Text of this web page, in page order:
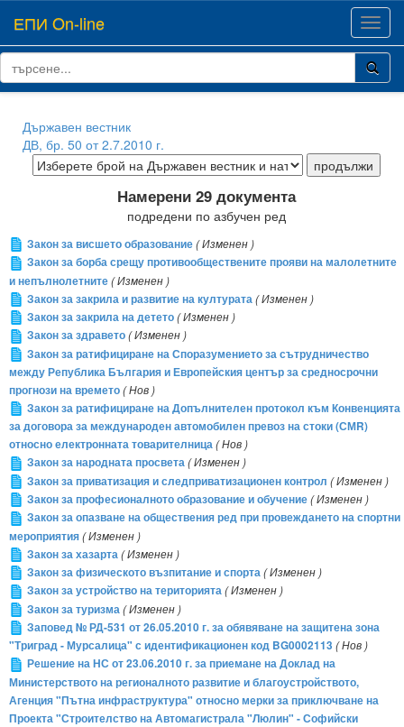
ЕПИ On-line
Държавен вестник
ДВ, бр. 50 от 2.7.2010 г.
Намерени 29 документа
подредени по азбучен ред
Закон за висшето образование( Изменен )
Закон за борба срещу противообществените прояви на малолетните
и непълнолетните( Изменен )
Закон за закрила и развитие на културата( Изменен )
Закон за закрила на детето( Изменен )
Закон за здравето( Изменен )
Закон за ратифициране на Споразумението за сътрудничество
между Република България и Европейския център за средносрочни
прогнози на времето( Нов )
Закон за ратифициране на Допълнителен протокол към Конвенцията
за договора за международен автомобилен превоз на стоки (СМR)
относно електронната товарителница( Нов )
Закон за народната просвета( Изменен )
Закон за приватизация и следприватизационен контрол ( Изменен )
Закон за професионалното образование и обучение( Изменен )
Закон за опазване на обществения ред при провеждането на спортни
мероприятия( Изменен )
Закон за хазарта( Изменен )
Закон за физическото възпитание и спорта( Изменен )
Закон за устройство на територията( Изменен )
Закон за туризма( Изменен )
Заповед № РД-531 от 26.05.2010 г. за обявяване на защитена зона
"Триград - Мурсалица" с идентификационен код BG0002113 ( Нов )
Решение на НС от 23.06.2010 г. за приемане на Доклад на
Министерството на регионалното развитие и благоустройството,
Агенция "Пътна инфраструктура" относно мерки за приключване на
Проекта "Строителство на Автомагистрала "Люлин" - Софийски